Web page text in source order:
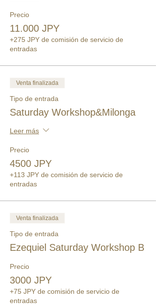
Precio
11.000 JPY
+275 JPY de comisión de servicio de
entradas
Venta finalizada
Tipo de entrada
Saturday Workshop&Milonga
Leer más
Precio
4500 JPY
+113 JPY de comisión de servicio de
entradas
Venta finalizada
Tipo de entrada
Ezequiel Saturday Workshop B
Precio
3000 JPY
+75 JPY de comisión de servicio de
entradas